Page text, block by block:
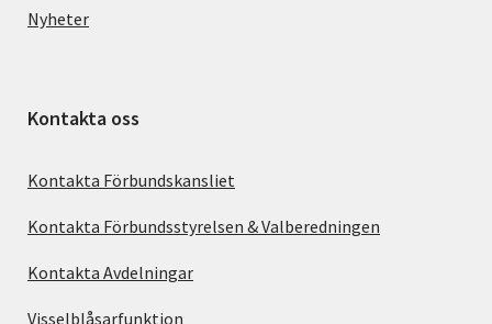
Nyheter
Kontakta oss
Kontakta Förbundskansliet
Kontakta Förbundsstyrelsen & Valberedningen
Kontakta Avdelningar
Visselblåsarfunktion